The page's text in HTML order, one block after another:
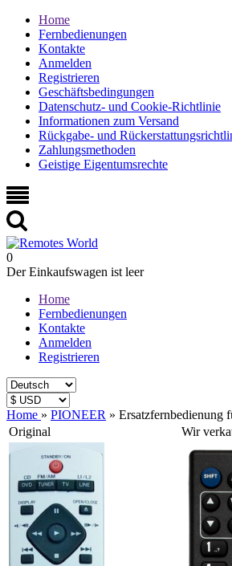
Home
Fernbedienungen
Kontakte
Anmelden
Registrieren
Geschäftsbedingungen
Datenschutz- und Cookie-Richtlinie
Informationen zum Versand
Rückgabe- und
Zahlungsmethoden
Geistige Eigentumsrechte
0
Der Einkaufswagen ist leer
Home
Fernbedienungen
Kontakte
Anmelden
Registrieren
Home » PIONEER » Ersatzfernbedienung
Original
Wir